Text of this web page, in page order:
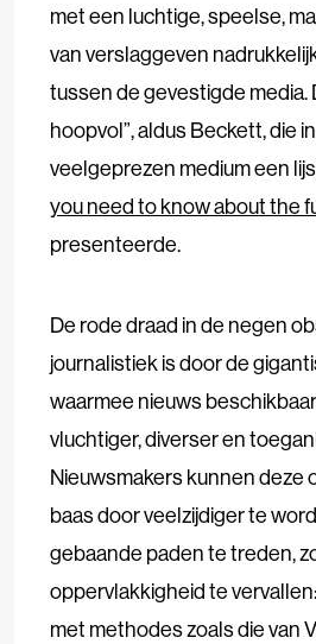
met een luchtige, speelse,
van verslaggeven
tussen de gevestigde media.
hoopvol”, aldus Beckett, die
veelgeprezen medium een
you need to know about the
presenteerde.
De rode draad in de negen
journalistiek is door de
waarmee nieuws
vluchtiger, diverser en
Nieuwsmakers kunnen deze
baas door veelzijdiger te
gebaande paden te treden,
oppervlakkigheid te
met methodes zoals die van